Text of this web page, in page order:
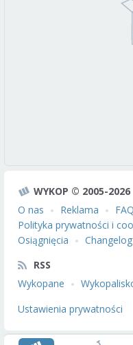
WYKOP © 2005-2026
O nas
Reklama FAQ
Polityka prywatności i
Osiągnięcia
Changelog
RSS
Wykopane
Ustawienia prywatności